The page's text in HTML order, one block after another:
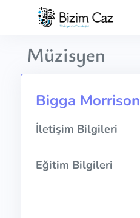
Müzisyen
Bigga Morrison
İletişim Bilgileri
Eğitim Bilgileri